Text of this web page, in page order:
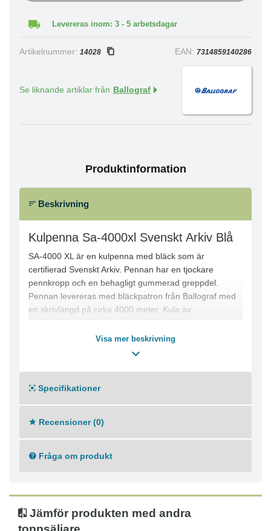
Levereras inom: 3 - 5 arbetsdagar
Artikelnummer: 14028 EAN: 7314859140286
Se liknande artiklar från Ballograf
Produktinformation
Beskrivning
Kulpenna Sa-4000xl Svenskt Arkiv Blå
SA-4000 XL är en kulpenna med bläck som är
certifierad Svenskt Arkiv. Pennan har en tjockare
pennkropp och en behagligt gummerad greppdel.
Pennan levereras med bläckpatron från Ballograf med
en skrivlängd på cirka 4000 meter. Kula av
skrivkänsla. 30st per förpackning.
- Linjebredd: Medel
- Textfärg: Blå
Visa mer beskrivning
Specifikationer
Recensioner (0)
Fråga om produkt
Jämför produkten med andra